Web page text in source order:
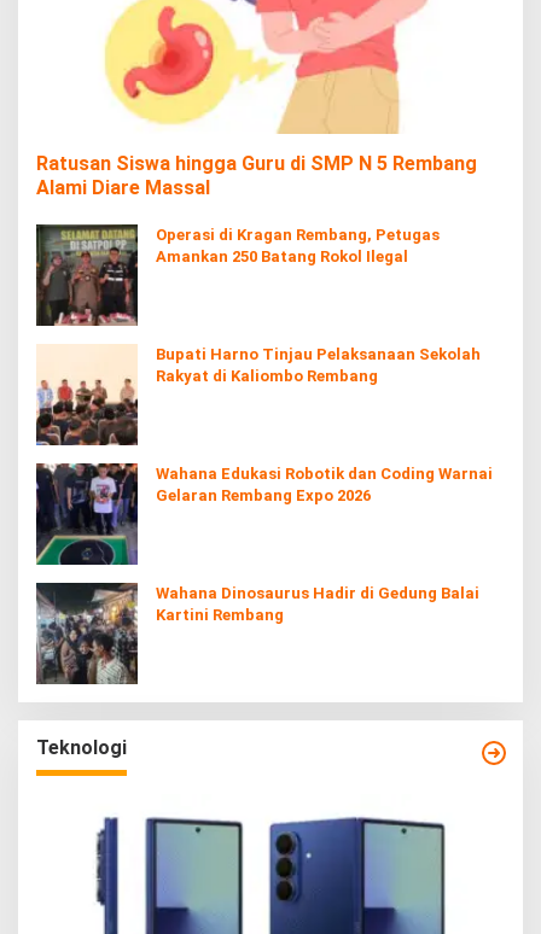
Ratusan Siswa hingga Guru di SMP N 5 Rembang
Alami Diare Massal
Operasi di Kragan Rembang, Petugas
Amankan 250 Batang Rokol Ilegal
Bupati Harno Tinjau Pelaksanaan Sekolah
Rakyat di Kaliombo Rembang
Wahana Edukasi Robotik dan Coding Warnai
Gelaran Rembang Expo 2026
Wahana Dinosaurus Hadir di Gedung Balai
Kartini Rembang
Teknologi